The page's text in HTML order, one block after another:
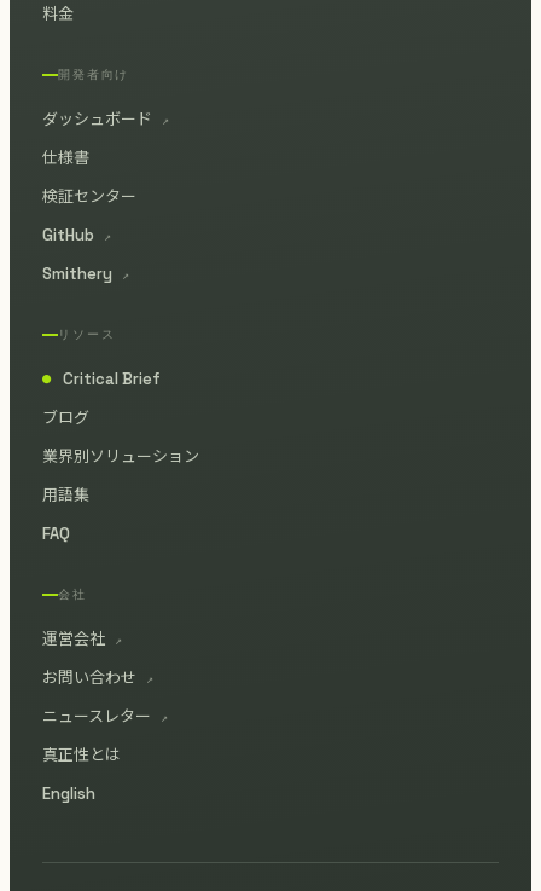
料金
開発者向け
ダッシュボード ↗
仕様書
検証センター
GitHub
↗
Smithery ↗
リソース
●
Critical Brief
ブログ
業界別ソリューション
用語集
FAQ
会社
運営会社 ↗
お問い合わせ ↗
ニュースレター ↗
真正性とは
English